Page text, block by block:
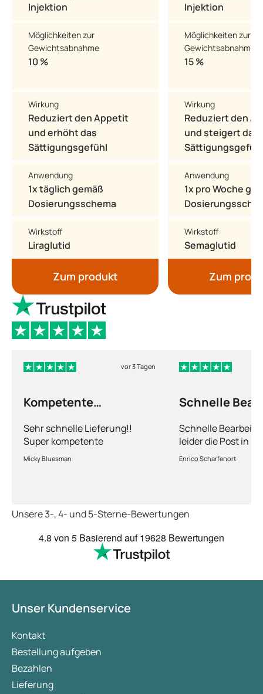
Injektion
Möglichkeiten zur
Gewichtsabnahme
10 %
Wirkung
Reduziert den Appetit
und erhöht das
Sättigungsgefühl
Anwendung
1x täglich gemäß
Dosierungsschema
Wirkstoff
Liraglutid
Zum produkt
Injektion
Möglichkeiten zur
Gewichtsabnahme
15 %
Wirkung
Reduziert den
und steigert das
Sättigungsgefühl
Anwendung
1x pro Woche
Wirkstoff
Semaglutid
Zum
vor 3 Tagen
Kompetente
Sehr schnelle Lieferung!!
Super kompetente
Abhandlung!
Micky Bluesman
Schnelle
Schnelle
leider die Post in
kriegt es nicht hin
dauert obwohl ihr
richtig fix.
Enrico Scharfenort
Unsere 3-, 4- und 5-Sterne-Bewertungen
4.8 von 5 Basierend auf19628 Bewertungen
Unser Kundenservice
Kontakt
Bestellung aufgeben
Bezahlen
Lieferung